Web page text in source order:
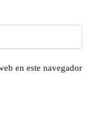
en este navegador